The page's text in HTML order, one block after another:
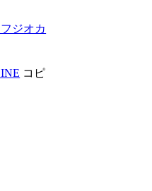
ジオカ
コピ